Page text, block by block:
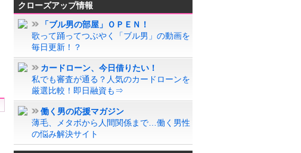
クローズアップ情報
「ブル男の部屋」ＯＰＥＮ！
歌って踊ってつぶやく「ブル男」の動画を
毎日更新！？
カードローン、今日借りたい！
私でも審査が通る？人気のカードローンを
厳選比較！即日融資も⇒
働く男の応援マガジン
薄毛、メタボから人間関係まで…働く男性
の悩み解決サイト